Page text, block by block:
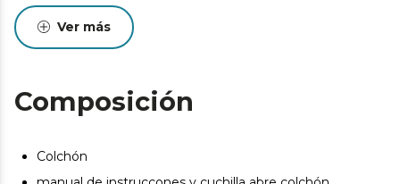
Ver más
Composición
Colchón